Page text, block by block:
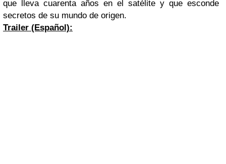
que lleva cuarenta años en el satélite y que esconde
secretos de su mundo de origen.
Trailer (Español):